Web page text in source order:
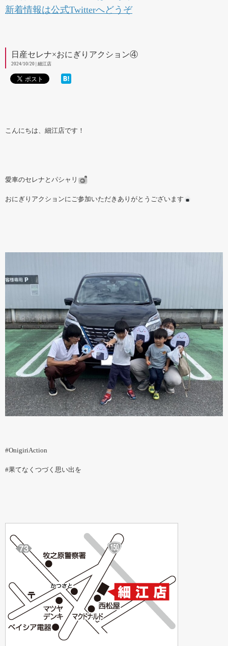
新着情報は公式Twitterへどうぞ
日産セレナ×おにぎりアクション④
2024/10/20 | 細江店
こんにちは、細江店です！
愛車のセレナとパシャリ
おにぎりアクションにご参加いただきありがとうございます
#OnigiriAction
#果てなくつづく思い出を